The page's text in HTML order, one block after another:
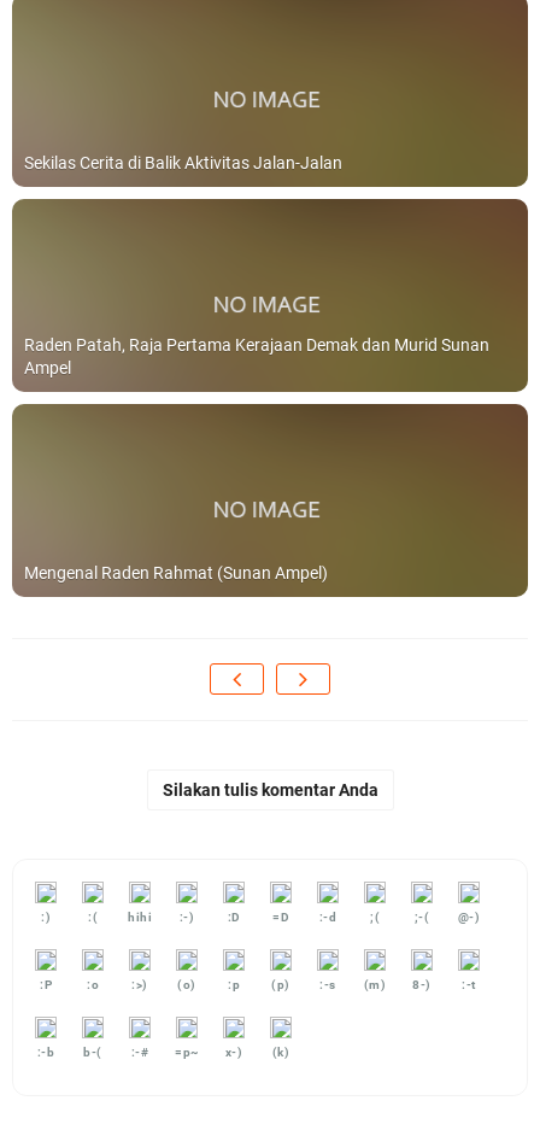
Sekilas Cerita di Balik Aktivitas Jalan-Jalan
Raden Patah, Raja Pertama Kerajaan Demak dan Murid Sunan
Ampel
Mengenal Raden Rahmat (Sunan Ampel)
Silakan tulis komentar Anda
:) :( hihi :-) :D =D :-d ;( ;-( @-)
:P :o :>) (o) :p (p) :-s (m) 8-) :-t
:-b b-( :-# =p~ x-) (k)